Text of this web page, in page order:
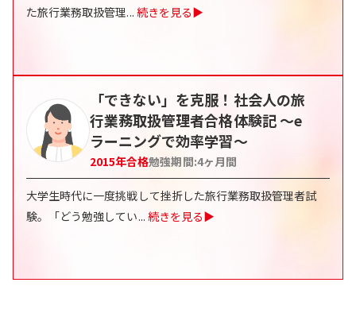
た旅行業務取扱管理... 続きを見る▶
「できない」を克服！社会人の旅
行業務取扱管理者合格体験記 〜e
ラーニングで効率学習〜
2015年合格勉強期間:4ヶ月間
大学生時代に一度挑戦して挫折した旅行業務取扱管理者試
験。「どう勉強してい... 続きを見る▶